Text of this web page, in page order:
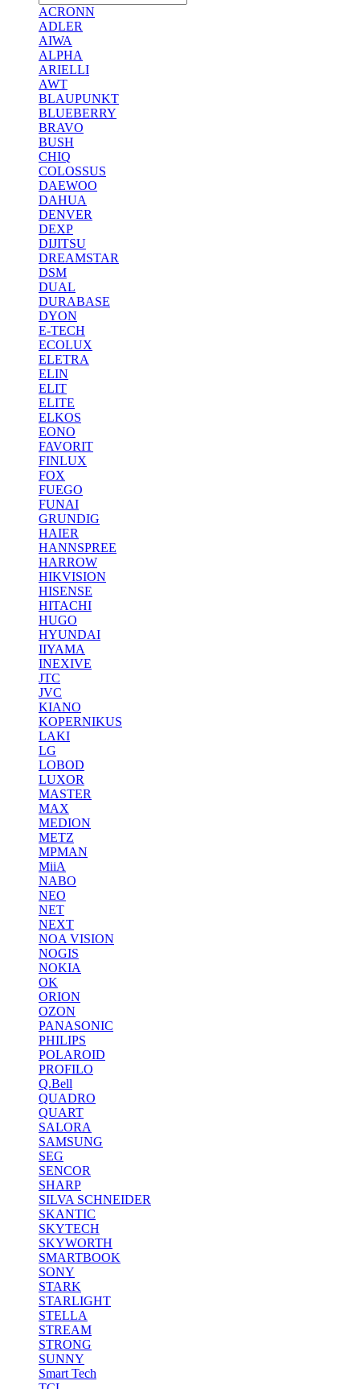
ACRONN
ADLER
AIWA
ALPHA
ARIELLI
AWT
BLAUPUNKT
BLUEBERRY
BRAVO
BUSH
CHIQ
COLOSSUS
DAEWOO
DAHUA
DENVER
DEXP
DIJITSU
DREAMSTAR
DSM
DUAL
DURABASE
DYON
E-TECH
ECOLUX
ELETRA
ELIN
ELIT
ELITE
ELKOS
EONO
FAVORIT
FINLUX
FOX
FUEGO
FUNAI
GRUNDIG
HAIER
HANNSPREE
HARROW
HIKVISION
HISENSE
HITACHI
HUGO
HYUNDAI
IIYAMA
INEXIVE
JTC
JVC
KIANO
KOPERNIKUS
LAKI
LG
LOBOD
LUXOR
MASTER
MAX
MEDION
METZ
MPMAN
MiiA
NABO
NEO
NET
NEXT
NOA VISION
NOGIS
NOKIA
OK
ORION
OZON
PANASONIC
PHILIPS
POLAROID
PROFILO
Q.Bell
QUADRO
QUART
SALORA
SAMSUNG
SEG
SENCOR
SHARP
SILVA SCHNEIDER
SKANTIC
SKYTECH
SKYWORTH
SMARTBOOK
SONY
STARK
STARLIGHT
STELLA
STREAM
STRONG
SUNNY
Smart Tech